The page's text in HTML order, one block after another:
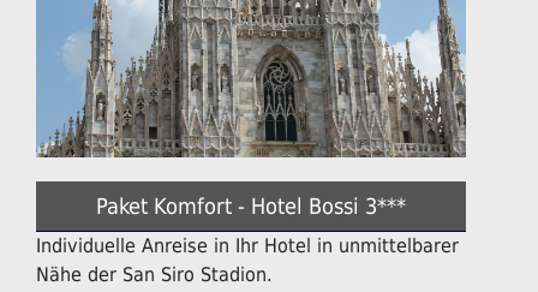
Paket Komfort - Hotel Bossi 3***
Individuelle Anreise in Ihr Hotel in unmittelbarer
Nähe der San Siro Stadion.